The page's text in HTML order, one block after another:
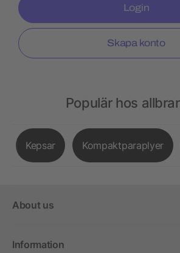
Login
Skapa konto
Populär hos
Kepsar Kompaktparaplyer
About us
Information